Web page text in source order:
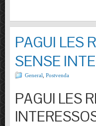
PAGUI LES
SENSE
General Postvenda
PAGUI LES